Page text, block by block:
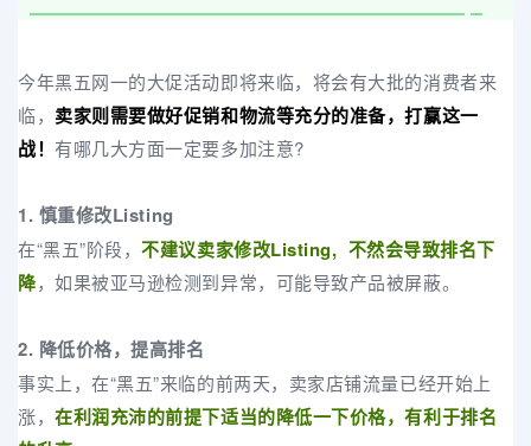
今年黑五网一的大促活动即将来临，将会有大批的消费者来
临， 卖家则需要做好促销和物流等充分的准备，打赢这一
战！有哪几大方面一定要多加注意?
1. 慎重修改Listing
在“黑五”阶段，不建议卖家修改Listing, 不然会导致排名下
降，如果被亚马逊检测到异常，可能导致产品被屏蔽。
2. 降低价格，提高排名
事实上，在“黑五”来临的前两天，卖家店铺流量已经开始上
涨，在利润充沛的前提下适当的降低一下价格，有利于排名